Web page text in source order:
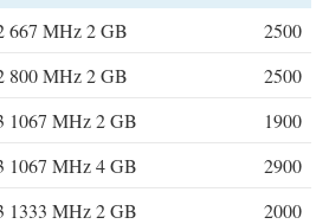
667 MHz 2 GB
2500
800 MHz 2 GB
2500
1067 MHz 2 GB
1900
1067 MHz 4 GB
2900
1333 MHz 2 GB
2000